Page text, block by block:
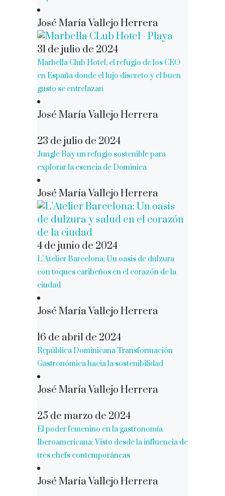
José María Vallejo Herrera
31 de julio de 2024
Marbella Club Hotel, el refugio de los CEO
en España donde el lujo discreto y el buen
gusto se entrelazan
José María Vallejo Herrera
23 de julio de 2024
Jungle Bay un refugio sostenible para
explorar la esencia de Dominica
José María Vallejo Herrera
4 de junio de 2024
L’Atelier Barcelona: Un oasis de dulzura
con toques caribeños en el corazón de la
ciudad
José María Vallejo Herrera
16 de abril de 2024
República Dominicana Transformación
Gastronómica hacia la sostenibilidad
José María Vallejo Herrera
25 de marzo de 2024
El poder femenino en la gastronomía
Iberoamericana: Visto desde la influencia de
tres chefs contemporáneas
José María Vallejo Herrera